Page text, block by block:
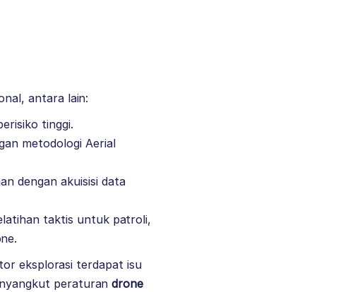
antara lain:
tinggi.
metodologi Aerial
dengan akuisisi data
taktis untuk patroli,
eksplorasi terdapat isu
peraturandrone